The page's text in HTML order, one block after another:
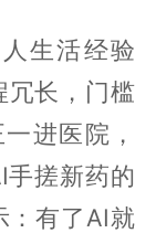
生活经验
冗长，门槛
进医院，
搓新药的
：有了AI就